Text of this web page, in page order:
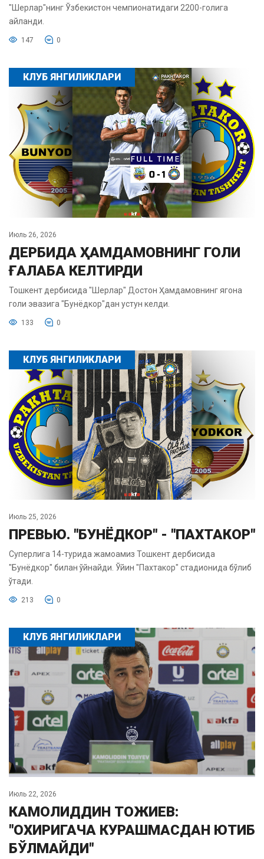
"Шерлар"нинг Ўзбекистон чемпионатидаги 2200-голига
айланди.
147 0
КЛУБ ЯНГИЛИКЛАРИ
Июль 26, 2026
ДЕРБИДА ҲАМДАМОВНИНГ ГОЛИ
ҒАЛАБА КЕЛТИРДИ
Тошкент дербисида "Шерлар" Достон Ҳамдамовнинг ягона
голи эвазига "Бунёдкор"дан устун келди.
133 0
КЛУБ ЯНГИЛИКЛАРИ
Июль 25, 2026
ПРЕВЬЮ. "БУНЁДКОР" - "ПАХТАКОР"
Суперлига 14-турида жамоамиз Тошкент дербисида
"Бунёдкор" билан ўйнайди. Ўйин "Пахтакор" стадионида бўлиб
ўтади.
213 0
КЛУБ ЯНГИЛИКЛАРИ
Июль 22, 2026
КАМОЛИДДИН ТОЖИЕВ:
"ОХИРИГАЧА КУРАШМАСДАН ЮТИБ
БЎЛМАЙДИ"